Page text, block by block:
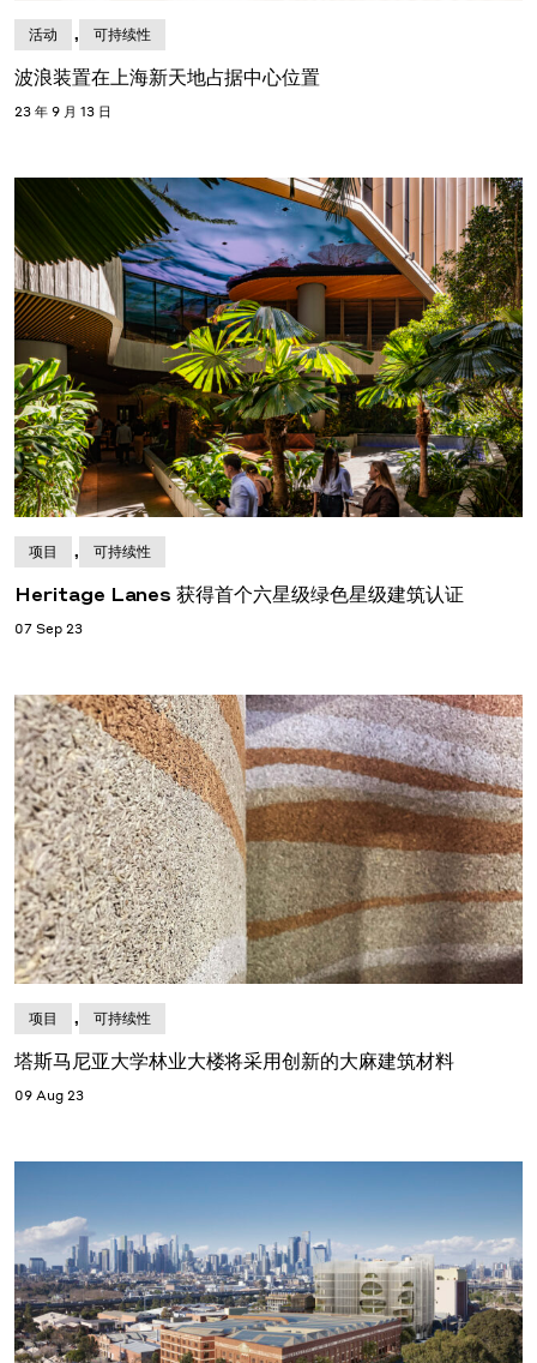
活动 , 可持续性
波浪装置在上海新天地占据中心位置
23 年 9 月 13 日
项目 , 可持续性
Heritage Lanes 获得首个六星级绿色星级建筑认证
07 Sep 23
项目 , 可持续性
塔斯马尼亚大学林业大楼将采用创新的大麻建筑材料
09 Aug 23